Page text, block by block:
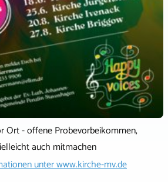
Ort - offene Probevorbeikommen,
auch mitmachen
unterwww.kirche-mv.de